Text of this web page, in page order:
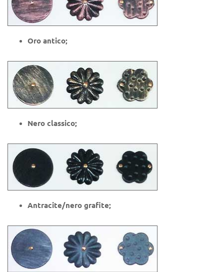
Oro antico;
Nero classico;
Antracite/nero grafite;